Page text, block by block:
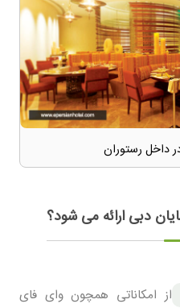
داخل رستوران
دبی ارائه می شود؟
از امکاناتی همچون وای فای